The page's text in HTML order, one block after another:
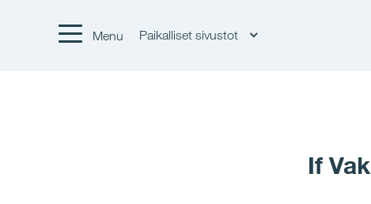
Menu Paikalliset sivustot
If